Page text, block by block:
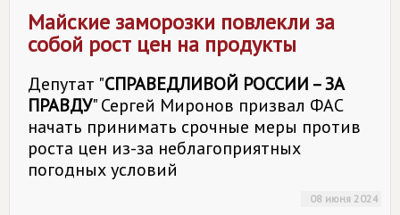
Майские заморозки повлекли за
собой рост цен на продукты
Депутат "СПРАВЕДЛИВОЙ РОССИИ – ЗА
ПРАВДУ" Сергей Миронов призвал ФАС
начать принимать срочные меры против
роста цен из-за неблагоприятных
погодных условий
08 июня 2024